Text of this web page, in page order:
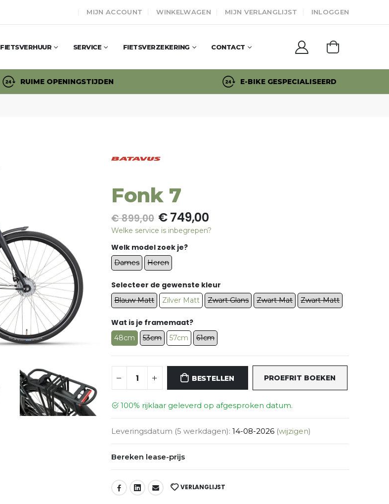
MIJN ACCOUNT WINKELWAGEN MIJN VERLANGLIJST INLOGGEN
FIETSVERHUUR SERVICE FIETSVERZEKERING CONTACT
RUIME OPENINGSTIJDEN E-BIKE GESPECIALISEERD
Fonk 7
€ 899,00 € 749,00
Welke service is inbegrepen?
Welk model zoek je?
Dames Heren
Selecteer de gewenste kleur
Blauw Matt Zilver Matt Zwart Glans Zwart Mat Zwart Matt
Wat is je framemaat?
48cm 53cm 57cm 61cm
BESTELLEN PROEFRIT BOEKEN
100% rijklaar geleverd op afgesproken datum.
Leveringsdatum (5 werkdagen):14-08-2026 (wijzigen)
Bereken lease-prijs
DEEL: VERLANGLIJST